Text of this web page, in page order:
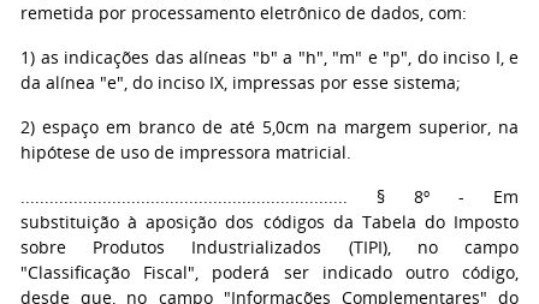
remetida por processamento eletrônico de dados, com:
1) as indicações das alíneas "b" a "h", "m" e "p", do inciso I, e
da alínea "e", do inciso IX, impressas por esse sistema;
2) espaço em branco de até 5,0cm na margem superior, na
hipótese de uso de impressora matricial.
.................................................................... § 8º - Em
substituição à aposição dos códigos da Tabela do Imposto
sobre Produtos Industrializados (TIPI), no campo
"Classificação Fiscal", poderá ser indicado outro código,
desde que, no campo "Informações Complementares" do